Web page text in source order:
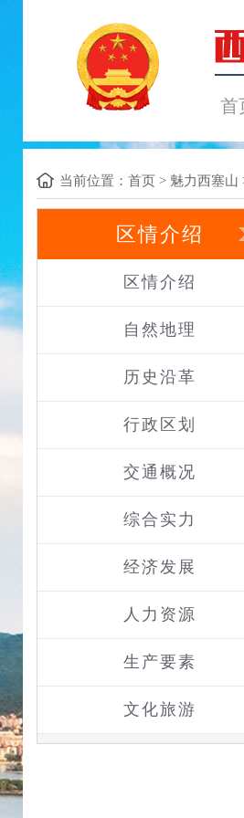
首
当前位置： 首页> 魅力西塞山
区情介绍
区情介绍
自然地理
历史沿革
行政区划
交通概况
综合实力
经济发展
人力资源
生产要素
文化旅游